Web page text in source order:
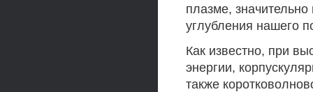
плазме,
углубления нашего
Как известно, при
энергии,
также